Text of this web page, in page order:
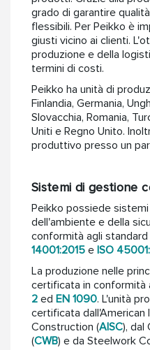
grado di garantire
flessibili. Per Peikko è
giusti vicino ai clienti.
produzione e della
termini di costi.
Peikko ha unità di
Finlandia, Germania,
Slovacchia, Romania,
Uniti e Regno Unito.
produttivo presso un
Sistemi di gestione
Peikko possiede
dell'ambiente e della
conformità agli standard
14001:2015 e ISO
La produzione nelle
certificata in conformità
2 ed EN 1090. L'unità
certificata
Construction (AISC), dal
(CWB) e da Steelwork